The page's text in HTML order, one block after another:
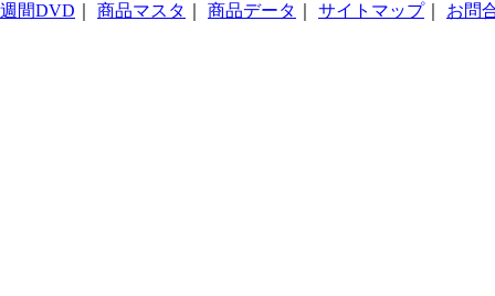
週間DVD
商品マスタ 商品データ サイトマップ｜ お問